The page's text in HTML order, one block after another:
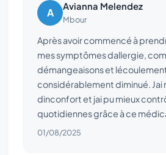
A Avianna Melendez
Mbour
Après avoir commencé à
mes symptômes dallergie,
démangeaisons et
considérablement diminué. Jai
dinconfort et jai pu mieux
quotidiennes grâce à ce
01/08/2025